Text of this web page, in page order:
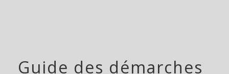
Guide des démarches